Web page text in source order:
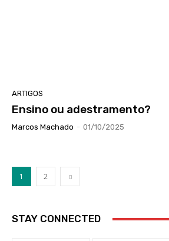
ARTIGOS
Ensino ou adestramento?
Marcos Machado - 01/10/2025
1 2
STAY CONNECTED